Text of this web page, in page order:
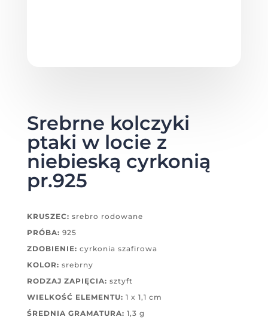
Srebrne kolczyki
ptaki w locie z
niebieską cyrkonią
pr.925
KRUSZEC: srebro rodowane
PRÓBA: 925
ZDOBIENIE: cyrkonia szafirowa
KOLOR: srebrny
RODZAJ ZAPIĘCIA: sztyft
WIELKOŚĆ ELEMENTU: 1 x 1,1 cm
ŚREDNIA GRAMATURA: 1,3 g